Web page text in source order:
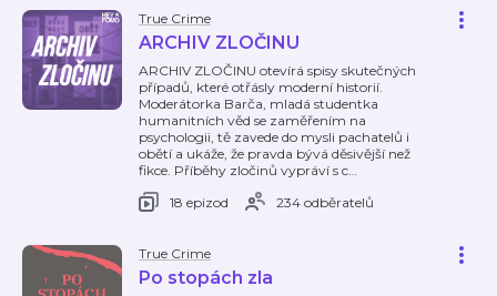
True Crime
ARCHIV ZLOČINU
ARCHIV ZLOČINU otevírá spisy skutečných
případů, které otřásly moderní historií.
Moderátorka Barča, mladá studentka
humanitních věd se zaměřením na
psychologii, tě zavede do mysli pachatelů i
obětí a ukáže, že pravda bývá děsivější než
fikce. Příběhy zločinů vypráví s c…
18 epizod
234 odběratelů
True Crime
Po stopách zla